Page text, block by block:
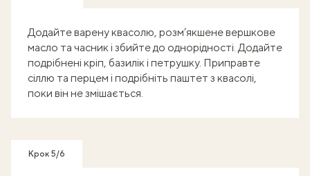
Додайте варену квасолю, розм’якшене вершкове
масло та часник і збийте до однорідності. Додайте
подрібнені кріп, базилік і петрушку. Приправте
сіллю та перцем і подрібніть паштет з квасолі,
поки він не змішається.
Крок 5/6